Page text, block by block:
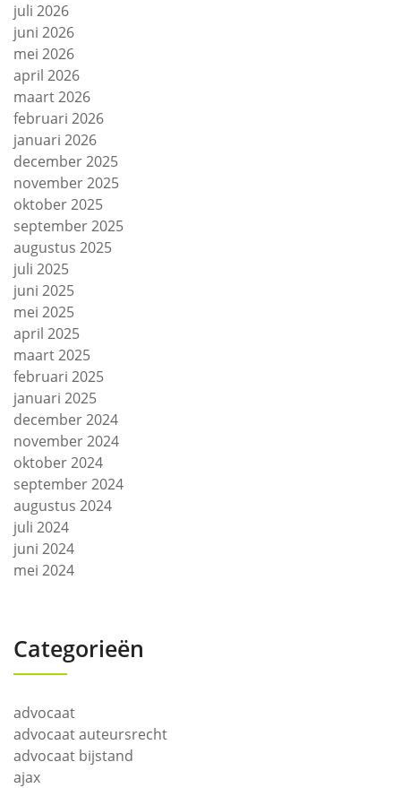
juli 2026
juni 2026
mei 2026
april 2026
maart 2026
februari 2026
januari 2026
december 2025
november 2025
oktober 2025
september 2025
augustus 2025
juli 2025
juni 2025
mei 2025
april 2025
maart 2025
februari 2025
januari 2025
december 2024
november 2024
oktober 2024
september 2024
augustus 2024
juli 2024
juni 2024
mei 2024
Categorieën
advocaat
advocaat auteursrecht
advocaat bijstand
ajax